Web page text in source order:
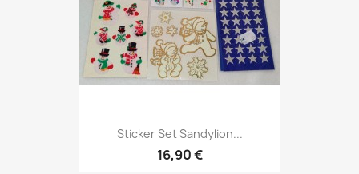
Sticker Set Sandylion...
16,90 €